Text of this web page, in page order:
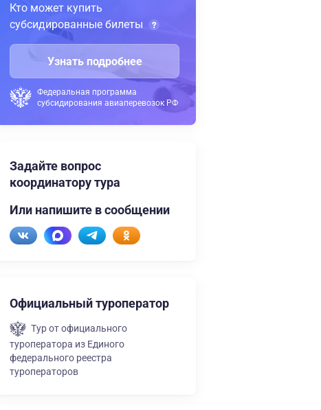
Кто может купить
субсидированные билеты
Узнать подробнее
Федеральная программа
субсидирования авиаперевозок РФ
Задайте вопрос
координатору тура
Или напишите в сообщении
Официальный туроператор
Тур от официального
туроператора из Единого
федерального реестра
туроператоров